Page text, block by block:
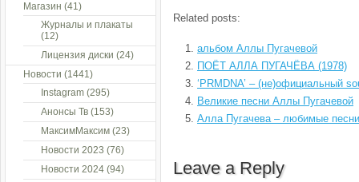
Related posts:
альбом Аллы Пугачевой
ПОЁТ АЛЛА ПУГАЧЁВА (1978)
‘PRMDNA’ – (не)официальный
Великие песни Аллы Пугачевой
Алла Пугачева – любимые песни
Leave a Reply
Магазин (41)
Журналы и плакаты
(12)
Лицензия диски (24)
Новости (1441)
Instagram (295)
Анонсы Тв (153)
МаксимМаксим (23)
Новости 2023 (76)
Новости 2024 (94)